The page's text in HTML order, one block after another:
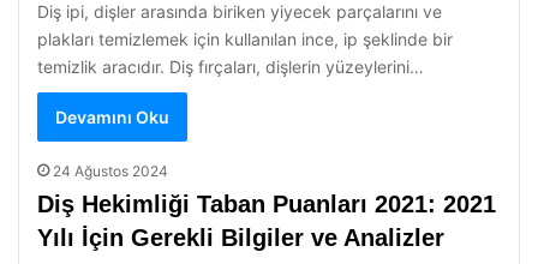
Diş ipi, dişler arasında biriken yiyecek parçalarını ve
plakları temizlemek için kullanılan ince, ip şeklinde bir
temizlik aracıdır. Diş fırçaları, dişlerin yüzeylerini…
Devamını Oku
24 Ağustos 2024
Diş Hekimliği Taban Puanları 2021: 2021
Yılı İçin Gerekli Bilgiler ve Analizler